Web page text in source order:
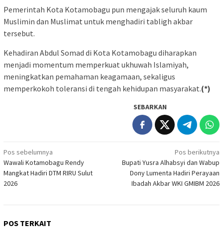
Pemerintah Kota Kotamobagu pun mengajak seluruh kaum
Muslimin dan Muslimat untuk menghadiri tabligh akbar
tersebut.
Kehadiran Abdul Somad di Kota Kotamobagu diharapkan
menjadi momentum memperkuat ukhuwah Islamiyah,
meningkatkan pemahaman keagamaan, sekaligus
memperkokoh toleransi di tengah kehidupan masyarakat.(*)
SEBARKAN
Navigasi
pos
Pos sebelumnya
Wawali Kotamobagu Rendy
Mangkat Hadiri DTM RIRU Sulut
2026
Pos berikutnya
Bupati Yusra Alhabsyi dan Wabup
Dony Lumenta Hadiri Perayaan
Ibadah Akbar WKI GMIBM 2026
POS TERKAIT